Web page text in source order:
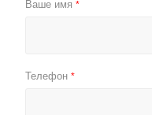
Ваше имя *
Телефон *